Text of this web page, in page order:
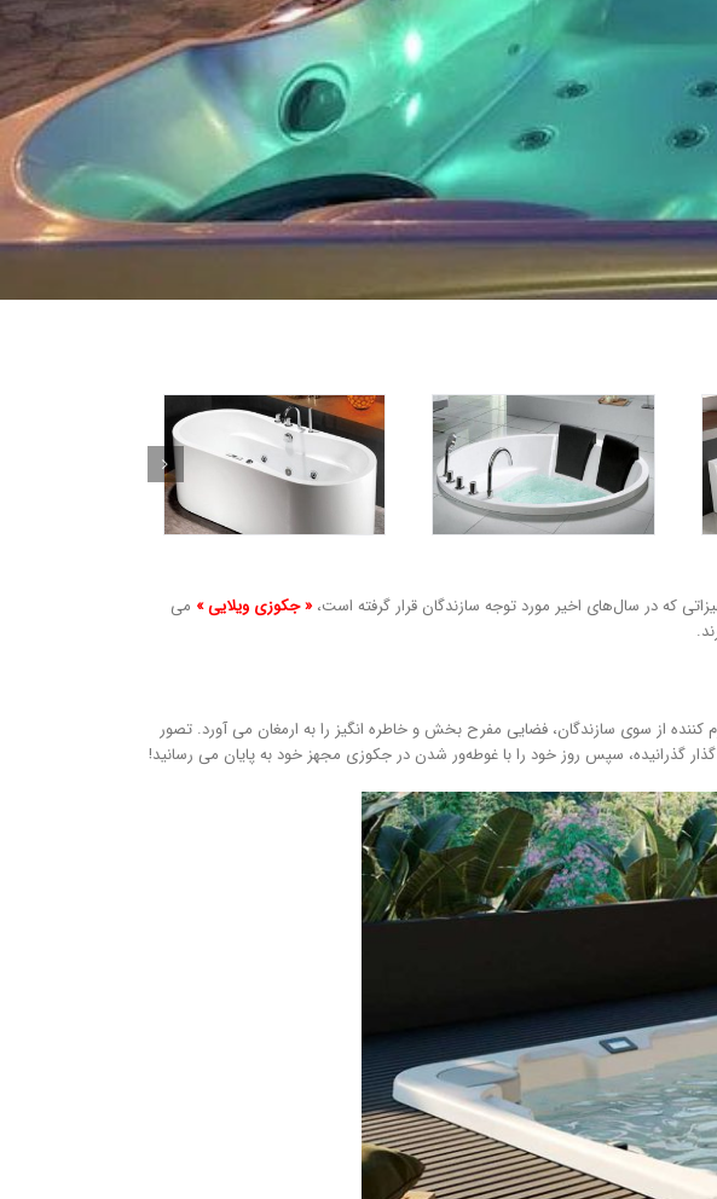
که در سال‌های اخیر مورد توجه سازندگان قرار گرفته است، « جکوزی ویلایی » می
از سوی سازندگان، فضایی مفرح بخش و خاطره انگیز را به ارمغان می آورد. تصور
گذار گذرانیده، سپس روز خود را با غوطه‌ور شدن در جکوزی مجهز خود به پایان می رسانید!